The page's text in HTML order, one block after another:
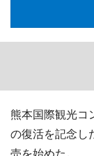
熊本国際観光コ
の復活を記念し